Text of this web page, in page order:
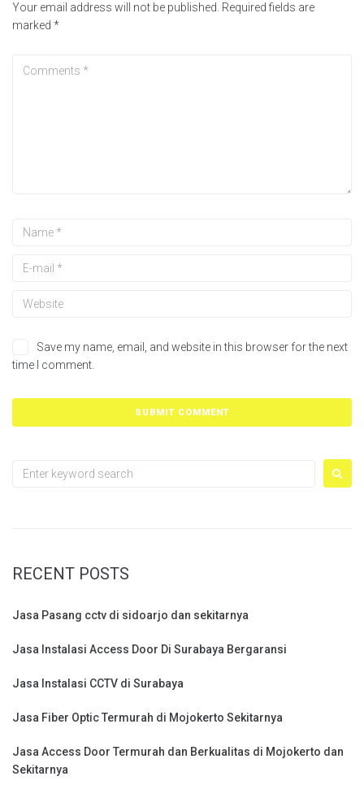
Your email address will not be published. Required fields are
marked *
Save my name, email, and website in this browser for the next
time I comment.
Search
RECENT POSTS
Jasa Pasang cctv di sidoarjo dan sekitarnya
Jasa Instalasi Access Door Di Surabaya Bergaransi
Jasa Instalasi CCTV di Surabaya
Jasa Fiber Optic Termurah di Mojokerto Sekitarnya
Jasa Access Door Termurah dan Berkualitas di Mojokerto dan
Sekitarnya